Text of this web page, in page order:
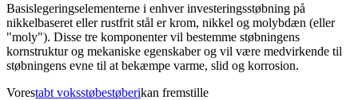
Basislegeringselementerne i enhver investeringsstøbning på
nikkelbaseret eller rustfrit stål er krom, nikkel og molybdæn (eller
"moly"). Disse tre komponenter vil bestemme støbningens
kornstruktur og mekaniske egenskaber og vil være medvirkende til
støbningens evne til at bekæmpe varme, slid og korrosion.
Vorestabt voksstøbestøberikan fremstille